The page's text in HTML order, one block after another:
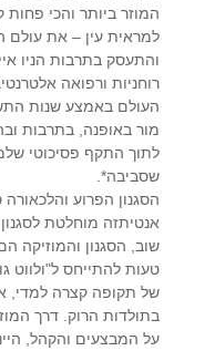
המוזר ביותר והכי פחות
למראית עין – את עולם
והתעסק בתרבות הניו
רוחניות ורפואה
מור באופנה, בתרבות
לתוך התקף פסיכוטי
שסביבה*.
הסגנון הפרוע והלכאורה
שוב, הסגנון והמוזיקה
טעות להתייחס ל"ולווט
של תקופה קצרה למדי,
בתולדות הרוק. דרך
על המבצעים והקהל,